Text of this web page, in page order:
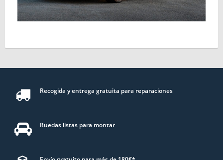
Recogida y entrega gratuita para reparaciones
Ruedas listas para montar